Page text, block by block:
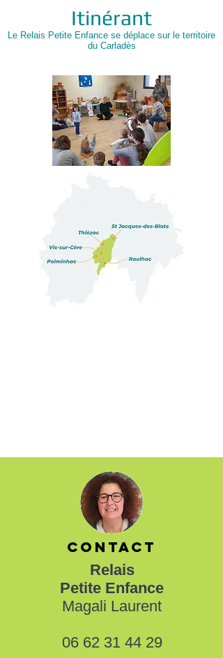
Itinérant
Le Relais Petite Enfance se déplace sur le territoire
du Carladès
CONTACT
Relais
Petite Enfance
Magali Laurent
06 62 31 44 29